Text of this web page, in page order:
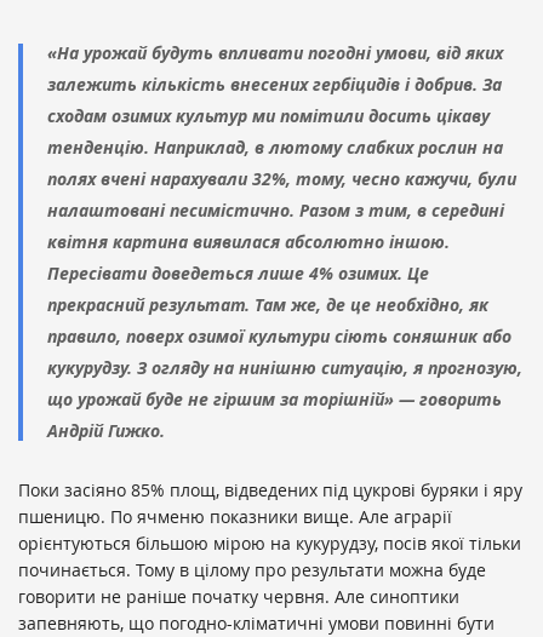
«На урожай будуть впливати погодні умови, від яких
залежить кількість внесених гербіцидів і добрив. За
сходам озимих культур ми помітили досить цікаву
тенденцію. Наприклад, в лютому слабких рослин на
полях вчені нарахували 32%, тому, чесно кажучи, були
налаштовані песимістично. Разом з тим, в середині
квітня картина виявилася абсолютно іншою.
Пересівати доведеться лише 4% озимих. Це
прекрасний результат. Там же, де це необхідно, як
правило, поверх озимої культури сіють соняшник або
кукурудзу. З огляду на нинішню ситуацію, я прогнозую,
що урожай буде не гіршим за торішній» — говорить
Андрій Гижко.
Поки засіяно 85% площ, відведених під цукрові буряки і яру
пшеницю. По ячменю показники вище. Але аграрії
орієнтуються більшою мірою на кукурудзу, посів якої тільки
починається. Тому в цілому про результати можна буде
говорити не раніше початку червня. Але синоптики
запевняють, що погодно-кліматичні умови повинні бути